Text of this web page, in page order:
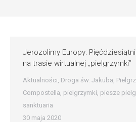
Jerozolimy Europy:
na trasie wirtualnej „pielgrzymki”
Aktualności, Droga św. Jakuba,
Compostella, pielgrzymki, piesze
sanktuaria
30 maja 2020